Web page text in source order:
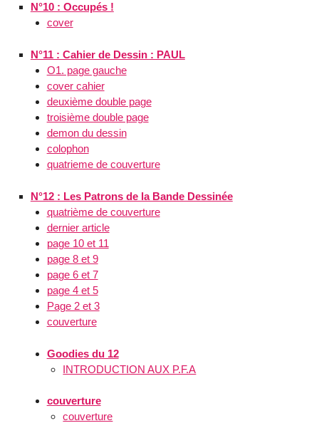
N°10 : Occupés !
cover
N°11 : Cahier de Dessin : PAUL
O1. page gauche
cover cahier
deuxième double page
troisième double page
demon du dessin
colophon
quatrieme de couverture
N°12 : Les Patrons de la Bande Dessinée
quatrième de couverture
dernier article
page 10 et 11
page 8 et 9
page 6 et 7
page 4 et 5
Page 2 et 3
couverture
Goodies du 12
INTRODUCTION AUX P.F.A
couverture
couverture